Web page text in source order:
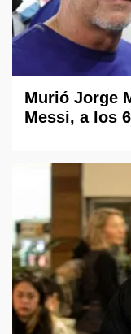
Murió Jorge
Messi, a los